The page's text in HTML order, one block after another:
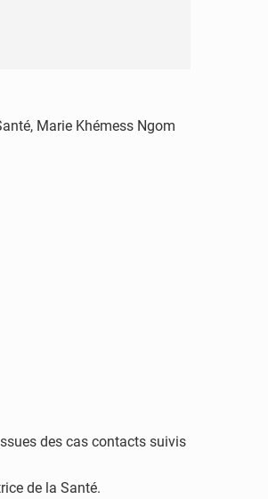
Marie Khémess Ngom
des cas contacts suivis
de la Santé.